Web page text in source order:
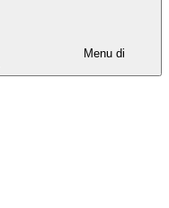
Menu di